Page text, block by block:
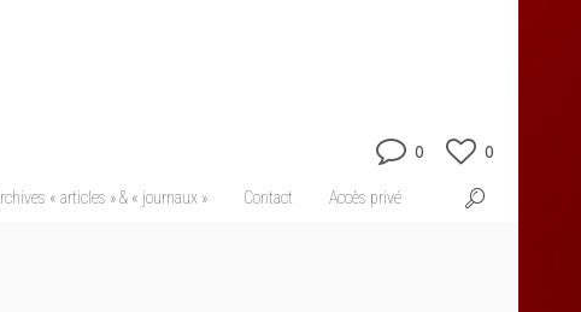
« articles » & « journaux » Contact Accès privé
0 0